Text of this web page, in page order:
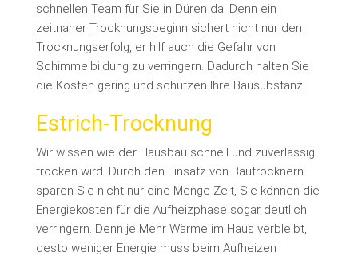
schnellen Team für Sie in Düren da. Denn ein
zeitnaher Trocknungsbeginn sichert nicht nur den
Trocknungserfolg, er hilf auch die Gefahr von
Schimmelbildung zu verringern. Dadurch halten Sie
die Kosten gering und schützen Ihre Bausubstanz.
Estrich-Trocknung
Wir wissen wie der Hausbau schnell und zuverlässig
trocken wird. Durch den Einsatz von Bautrocknern
sparen Sie nicht nur eine Menge Zeit, Sie können die
Energiekosten für die Aufheizphase sogar deutlich
verringern. Denn je Mehr Wärme im Haus verbleibt,
desto weniger Energie muss beim Aufheizen